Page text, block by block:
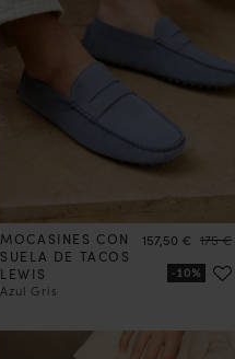
MOCASINES CON
SUELA DE TACOS
LEWIS
Azul Gris
Precio
157,50 € Precio
175 €